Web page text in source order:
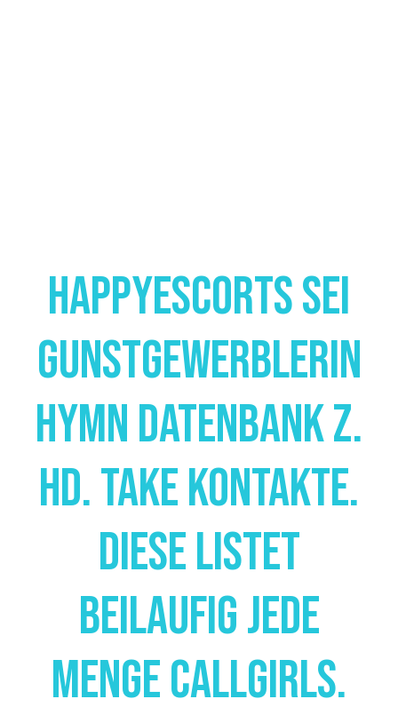
HappyEscorts Sei
Gunstgewerblerin
Hymn Datenbank Z.
Hd. Take Kontakte.
Diese Listet
Beilaufig Jede
Menge Callgirls.